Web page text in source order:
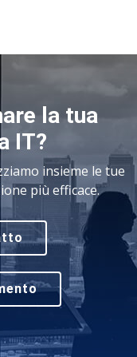
la tua
IT?
insieme le tue
più efficace.